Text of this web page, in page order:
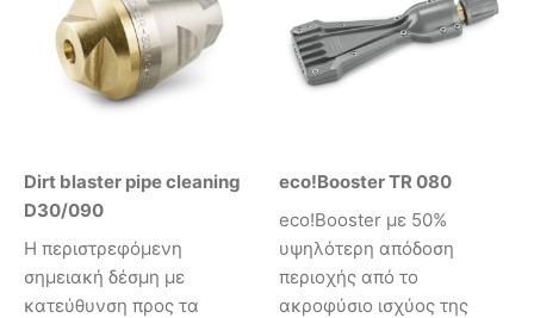
Dirt blaster pipe cleaning
D30/090
Η περιστρεφόμενη
σημειακή δέσμη με
κατεύθυνση προς τα
eco!Booster TR 080
eco!Booster με 50%
υψηλότερη απόδοση
περιοχής από το
ακροφύσιο ισχύος της